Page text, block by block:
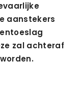
aanstekers
zal achteraf